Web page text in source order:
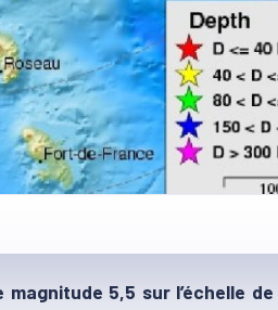
5,5 sur l’échelle